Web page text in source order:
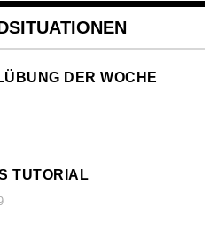
DER WOCHE (
TUTORIAL